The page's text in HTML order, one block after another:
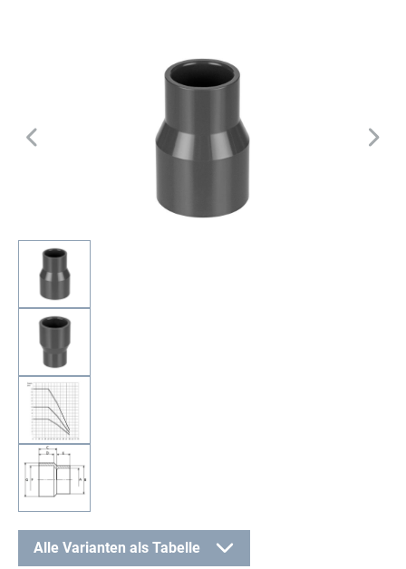
Alle Varianten als Tabelle